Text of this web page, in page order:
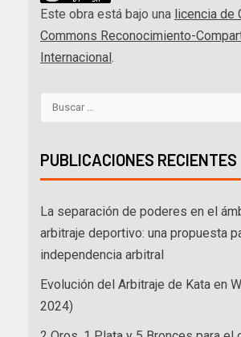
Este obra está bajo una licencia de
Commons Reconocimiento-
Internacional
PUBLICACIONES RECIENTES
La separación de poderes en el
arbitraje deportivo: una propuesta
independencia arbitral
Evolución del Arbitraje de Kata en
2024)